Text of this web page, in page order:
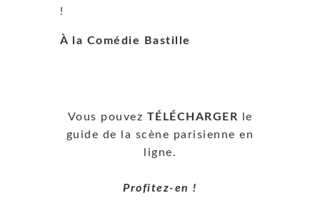
!
À la Comédie Bastille
Vous pouvez TÉLÉCHARGER le
guide de la scène parisienne en
ligne.
Profitez-en !